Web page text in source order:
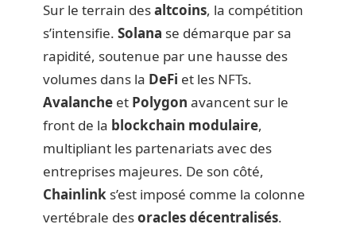
Sur le terrain desaltcoins, la compétition
s’intensifie. Solana se démarque par sa
rapidité, soutenue par une hausse des
volumes dans la DeFi et les NFTs.
Avalanche et Polygon avancent sur le
front de la blockchain modulaire,
multipliant les partenariats avec des
entreprises majeures. De son côté,
Chainlink s’est imposé comme la colonne
vertébrale desoracles décentralisés.